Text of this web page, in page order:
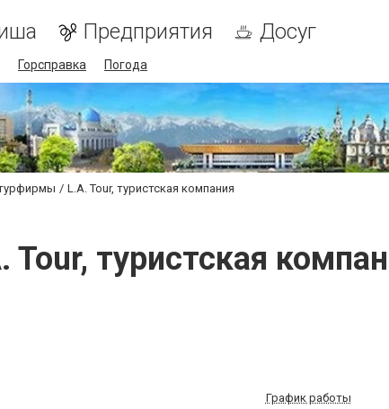
Предприятия Досуг
Горсправка Погода
L.A. Tour, туристская компания
Tour, туристская
График работы